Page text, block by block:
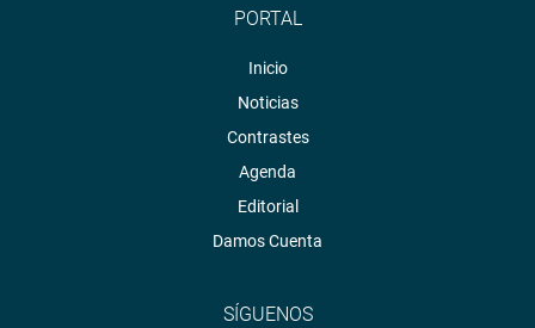
PORTAL
Inicio
Noticias
Contrastes
Agenda
Editorial
Damos Cuenta
SÍGUENOS